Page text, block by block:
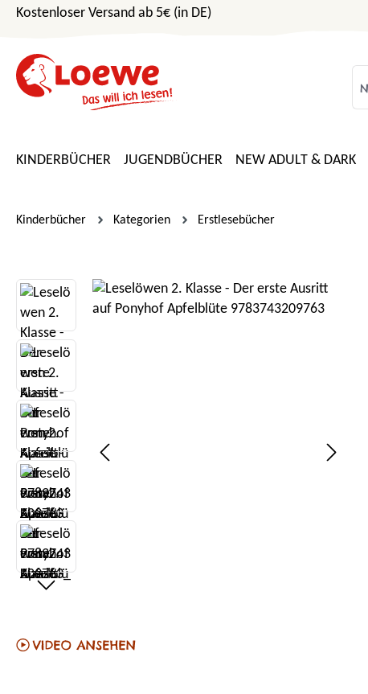
Hauptinhalt springen
Zur Suche springen
Zur Hauptnavigation springen
Kostenloser Versand ab 5€ (in DE)
KINDERBÜCHER JUGENDBÜCHER NEW ADULT & DARK
Kinderbücher Kategorien Erstlesebücher
Bildergalerie überspringen